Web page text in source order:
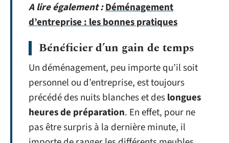
A lire également :Déménagement
d’entreprise : les bonnes pratiques
Bénéficier d’un gain de temps
Un déménagement, peu importe qu’il soit
personnel ou d’entreprise, est toujours
précédé des nuits blanches et deslongues
heures de préparation. En effet, pour ne
pas être surpris à la dernière minute, il